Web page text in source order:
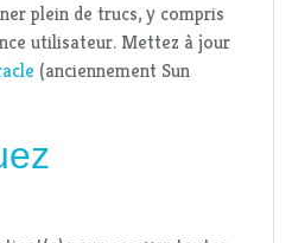
plein de trucs, y compris
utilisateur. Mettez à jour
(anciennement Sun